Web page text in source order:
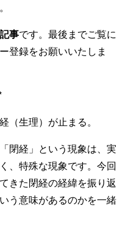
事です。最後までご覧に
登録をお願いいたしま
（生理）が止まる。
閉経」という現象は、実
、特殊な現象です。今回
きた閉経の経緯を振り返
う意味があるのかを一緒